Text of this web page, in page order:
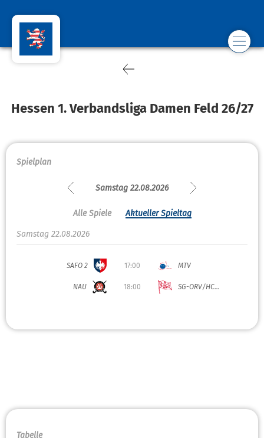
Hessen 1. Verbandsliga Damen Feld 26/27
Spielplan
Samstag 22.08.2026
Alle Spiele Aktueller Spieltag
Samstag 22.08.2026
SAFO 2 17:00 MTV
NAU 18:00 SG-ORV/HC...
Tabelle